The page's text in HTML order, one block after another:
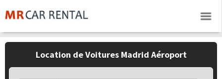
Location de Voitures Madrid Aéroport